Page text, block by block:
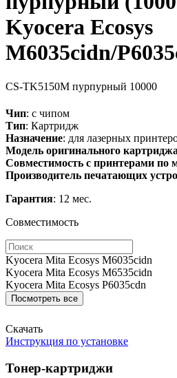
Kyocera Ecosys
M6035cidn/
CS-TK5150M пурпурный 10000
Чип: с чипом
Тип: Картридж
Назначение: для лазерных
Модель оригинального картриджа
Совместимость с принтерами по
Производитель печатающих
Гарантия: 12 мес.
Совместимость
Kyocera Mita Ecosys M6035cidn
Kyocera Mita Ecosys M6535cidn
Kyocera Mita Ecosys P6035cdn
Посмотреть все
Скачать
Инструкция по установке
Тонер-картриджи